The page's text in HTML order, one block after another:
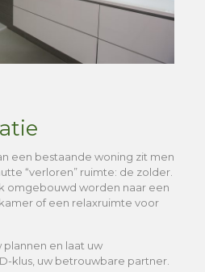
een bestaande woning zit men
“verloren” ruimte: de zolder.
omgebouwd worden naar een
of een relaxruimte voor
en laat uw
klus, uw betrouwbare partner.